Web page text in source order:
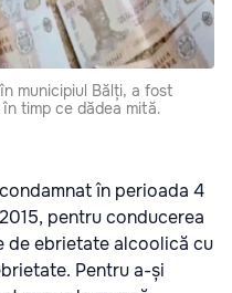
municipiul Bălți, a fost
timp ce dădea mită.
în perioada 4
pentru conducerea
de ebrietate alcoolică cu
Pentru a-și